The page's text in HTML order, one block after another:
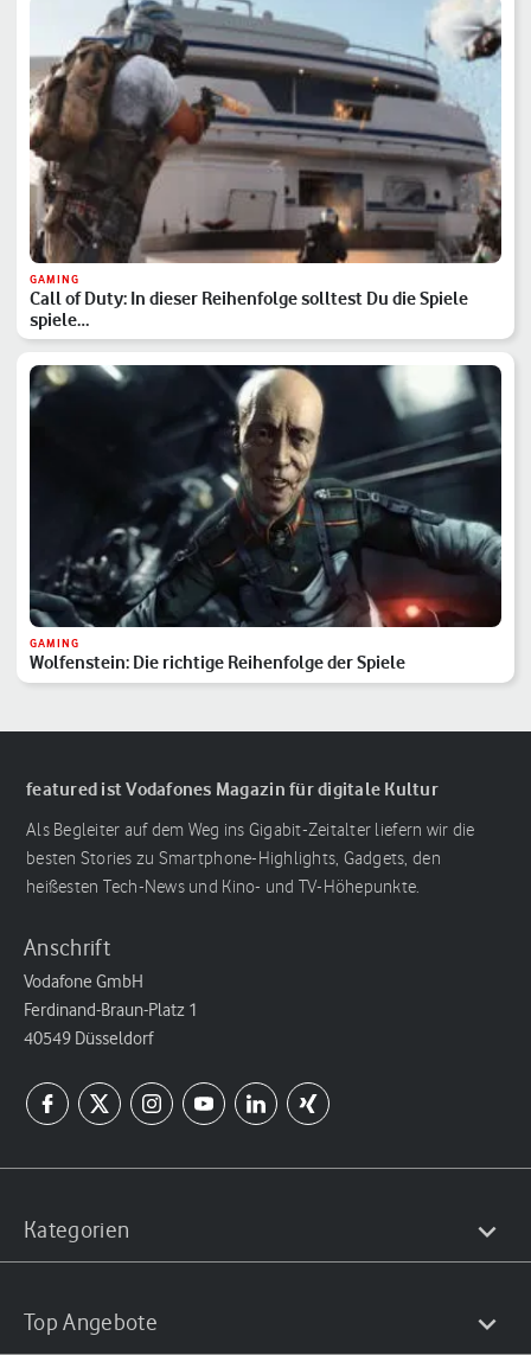
GAMING
Call of Duty: In dieser Reihenfolge solltest Du die Spiele
spiele…
GAMING
Wolfenstein: Die richtige Reihenfolge der Spiele
featured ist Vodafones Magazin für digitale Kultur
Als Begleiter auf dem Weg ins Gigabit-Zeitalter liefern wir die
besten Stories zu Smartphone-Highlights, Gadgets, den
heißesten Tech-News und Kino- und TV-Höhepunkte.
Anschrift
Vodafone GmbH
Ferdinand-Braun-Platz 1
40549 Düsseldorf
Kategorien
Top Angebote